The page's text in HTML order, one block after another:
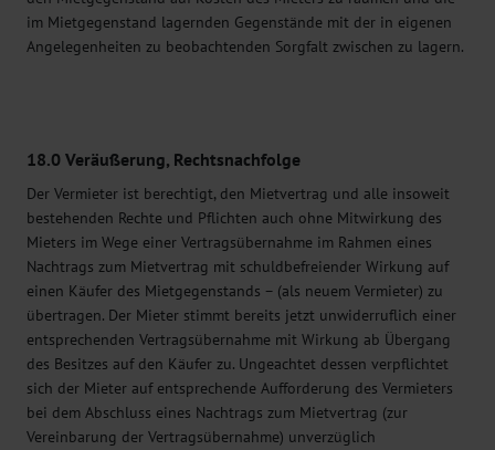
im Mietgegenstand lagernden Gegenstände mit der in eigenen
Angelegenheiten zu beobachtenden Sorgfalt zwischen zu lagern.
18.0 Veräußerung, Rechtsnachfolge
Der Vermieter ist berechtigt, den Mietvertrag und alle insoweit
bestehenden Rechte und Pflichten auch ohne Mitwirkung des
Mieters im Wege einer Vertragsübernahme im Rahmen eines
Nachtrags zum Mietvertrag mit schuldbefreiender Wirkung auf
einen Käufer des Mietgegenstands – (als neuem Vermieter) zu
übertragen. Der Mieter stimmt bereits jetzt unwiderruflich einer
entsprechenden Vertragsübernahme mit Wirkung ab Übergang
des Besitzes auf den Käufer zu. Ungeachtet dessen verpflichtet
sich der Mieter auf entsprechende Aufforderung des Vermieters
bei dem Abschluss eines Nachtrags zum Mietvertrag (zur
Vereinbarung der Vertragsübernahme) unverzüglich